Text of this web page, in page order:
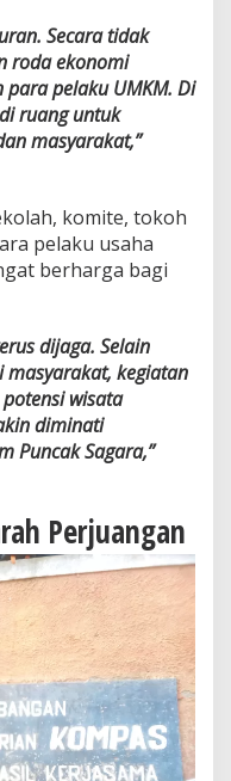
Secara tidak
roda ekonomi
pelaku UMKM. Di
ruang untuk
masyarakat,”
komite, tokoh
pelaku usaha
berharga bagi
dijaga. Selain
kegiatan
wisata
diminati
Puncak Sagara,”
Perjuangan